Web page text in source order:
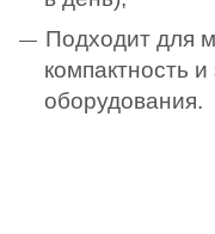
Подходит для
компактность
оборудования.